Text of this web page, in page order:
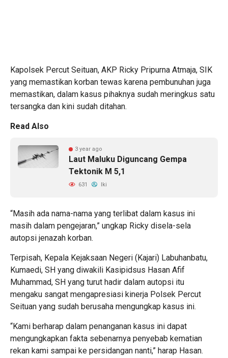
Kapolsek Percut Seituan, AKP Ricky Pripurna Atmaja, SIK
yang memastikan korban tewas karena pembunuhan juga
memastikan, dalam kasus pihaknya sudah meringkus satu
tersangka dan kini sudah ditahan.
Read Also
3 year ago
Laut Maluku Diguncang Gempa
Tektonik M 5,1
631 Iki
“Masih ada nama-nama yang terlibat dalam kasus ini
masih dalam pengejaran,” ungkap Ricky disela-sela
autopsi jenazah korban.
Terpisah, Kepala Kejaksaan Negeri (Kajari) Labuhanbatu,
Kumaedi, SH yang diwakili Kasipidsus Hasan Afif
Muhammad, SH yang turut hadir dalam autopsi itu
mengaku sangat mengapresiasi kinerja Polsek Percut
Seituan yang sudah berusaha mengungkap kasus ini.
“Kami berharap dalam penanganan kasus ini dapat
mengungkapkan fakta sebenarnya penyebab kematian
rekan kami sampai ke persidangan nanti,” harap Hasan.